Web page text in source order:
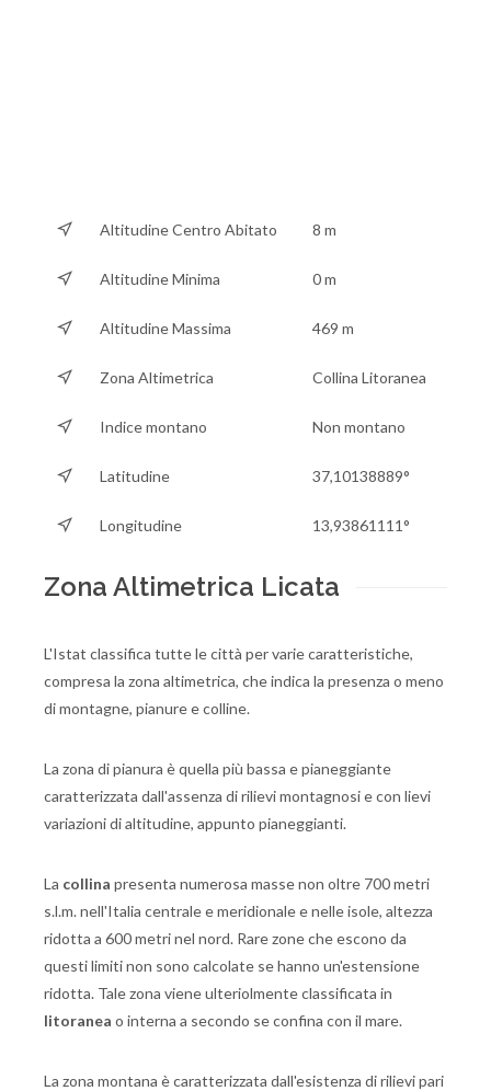
Altitudine Centro Abitato 8 m
Altitudine Minima 0 m
Altitudine Massima 469 m
Zona Altimetrica Collina Litoranea
Indice montano Non montano
Latitudine 37,10138889°
Longitudine 13,93861111°
Zona Altimetrica Licata
L'Istat classifica tutte le città per varie caratteristiche,
compresa la zona altimetrica, che indica la presenza o meno
di montagne, pianure e colline.
La zona di pianura è quella più bassa e pianeggiante
caratterizzata dall'assenza di rilievi montagnosi e con lievi
variazioni di altitudine, appunto pianeggianti.
La collina presenta numerosa masse non oltre 700 metri
s.l.m. nell'Italia centrale e meridionale e nelle isole, altezza
ridotta a 600 metri nel nord. Rare zone che escono da
questi limiti non sono calcolate se hanno un'estensione
ridotta. Tale zona viene ulteriolmente classificata in
litoranea o interna a secondo se confina con il mare.
La zona montana è caratterizzata dall'esistenza di rilievi pari